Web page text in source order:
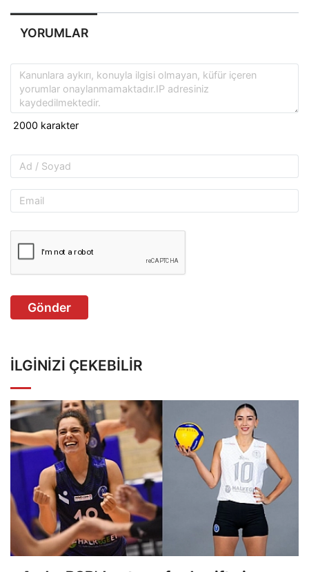
YORUMLAR
Gönder
İLGINIZI ÇEKEBILIR